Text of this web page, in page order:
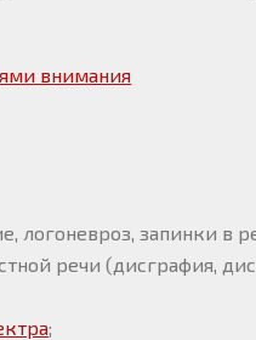
внимания
логоневроз, запинки в
речи (дисграфия,
;